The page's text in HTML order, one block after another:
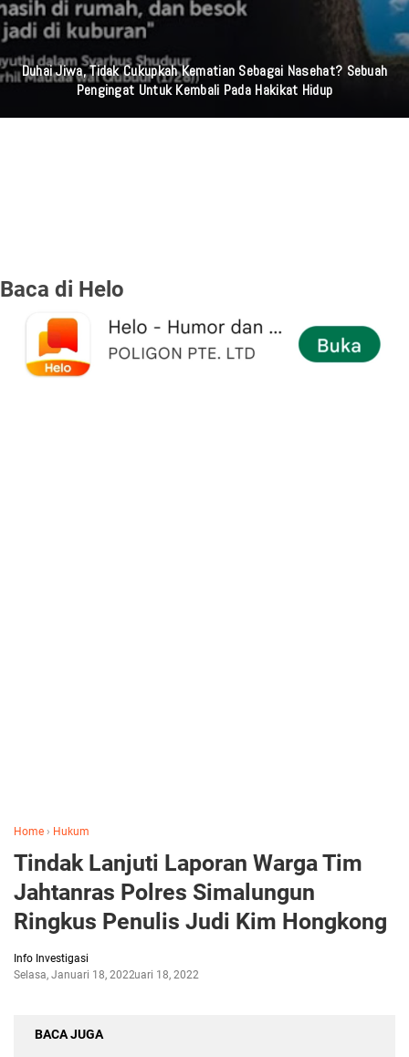
Duhai Jiwa, Tidak Cukupkah Kematian Sebagai Nasehat? Sebuah
Pengingat Untuk Kembali Pada Hakikat Hidup
Baca di Helo
Home › Hukum
Tindak Lanjuti Laporan Warga Tim
Jahtanras Polres Simalungun
Ringkus Penulis Judi Kim Hongkong
Info Investigasi
Selasa, Januari 18, 2022Januari 18, 2022
BACA JUGA